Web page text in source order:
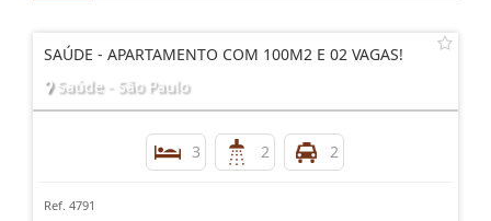
SAÚDE - APARTAMENTO COM 100M2 E 02 VAGAS!
Saúde - São Paulo
3 2 2
Ref. 4791